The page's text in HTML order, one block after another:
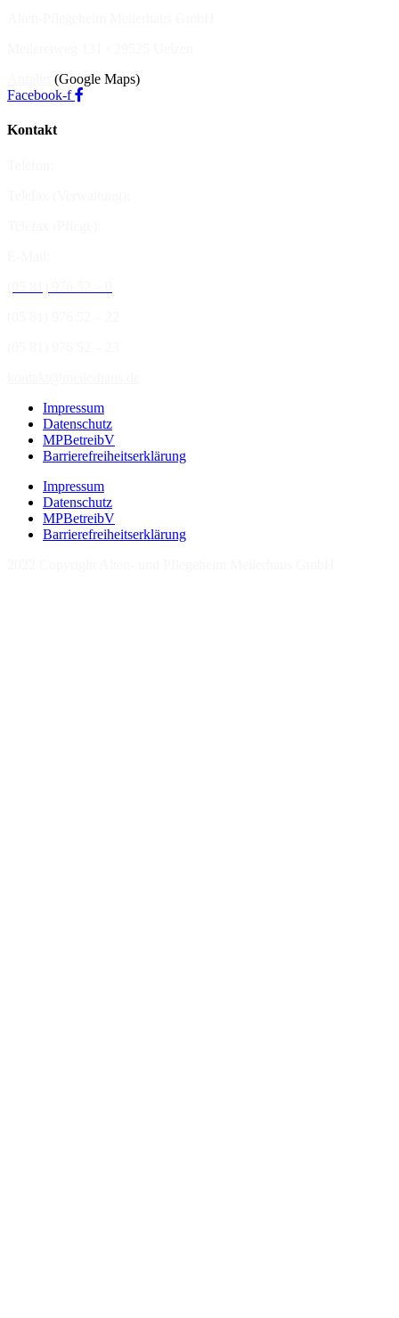
(Google Maps)
Facebook-f
Kontakt
Impressum
Datenschutz
MPBetreibV
Barrierefreiheitserklärung
Impressum
Datenschutz
MPBetreibV
Barrierefreiheitserklärung